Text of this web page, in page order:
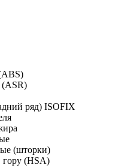
(ASR)
ряд) ISOFIX
(шторки)
гору (HSA)